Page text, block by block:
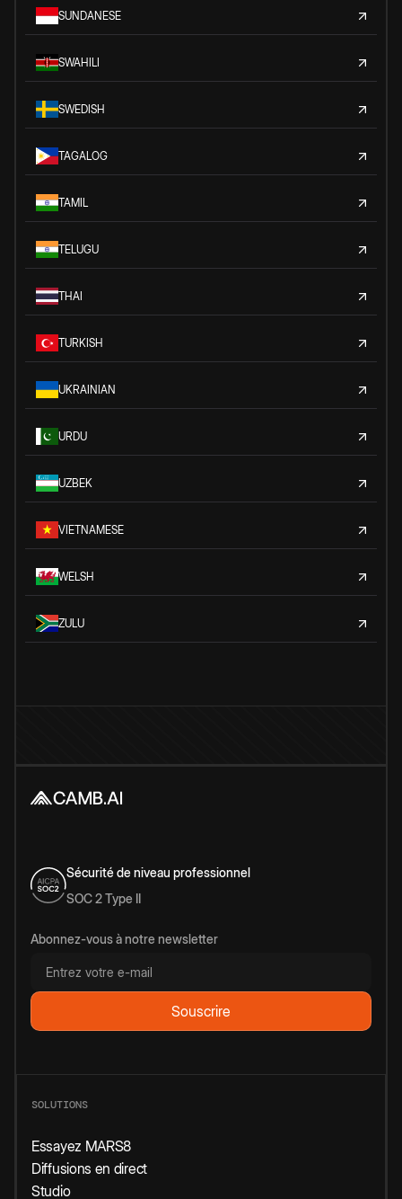
SUNDANESE
SWAHILI
SWEDISH
TAGALOG
TAMIL
TELUGU
THAI
TURKISH
UKRAINIAN
URDU
UZBEK
VIETNAMESE
WELSH
ZULU
Sécurité de niveau professionnel
SOC 2 Type II
Abonnez-vous à notre newsletter
SOLUTIONS
Essayez MARS8
Diffusions en direct
Studio